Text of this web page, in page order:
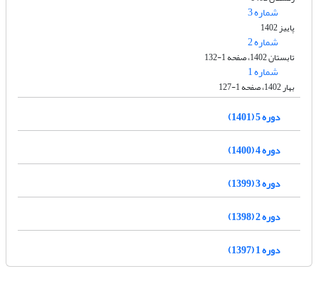
شماره 3
پاییز 1402
شماره 2
تابستان 1402، صفحه 1-132
شماره 1
بهار 1402، صفحه 1-127
دوره 5 (1401)
دوره 4 (1400)
دوره 3 (1399)
دوره 2 (1398)
دوره 1 (1397)